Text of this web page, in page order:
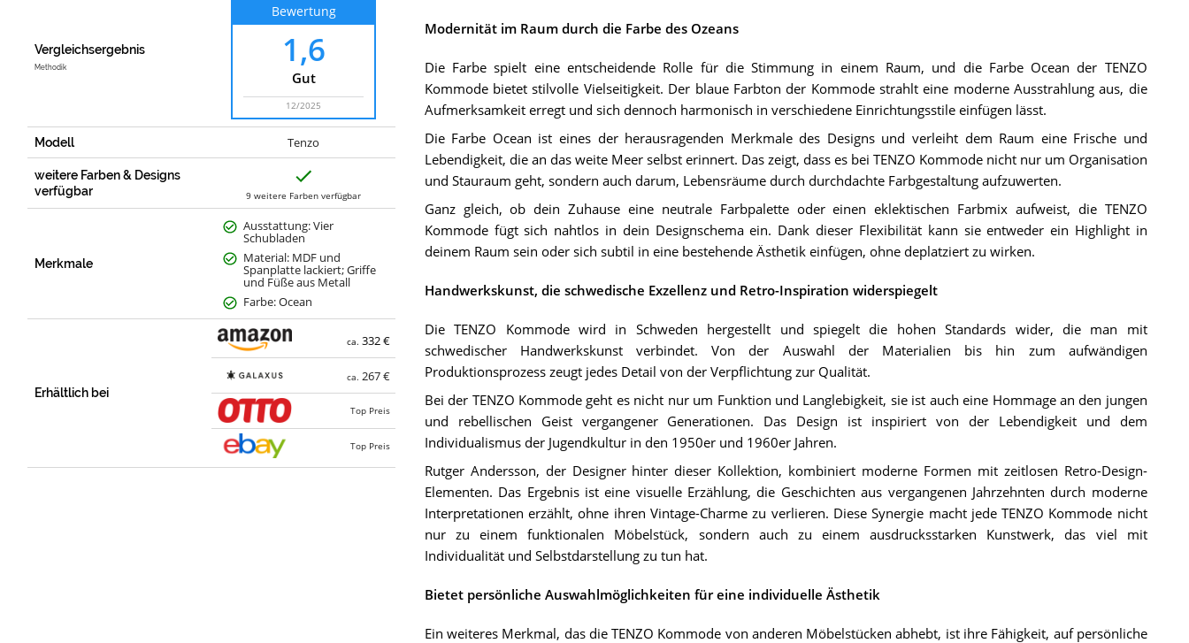
Vergleichsergebnis
Methodik
Bewertung
1,6
Gut
12/2025
Modell Tenzo
weitere Farben & Designs
verfügbar
9 weitere Farben verfügbar
Merkmale
Ausstattung: Vier
Schubladen
Material: MDF und
Spanplatte lackiert; Griffe
und Füße aus Metall
Farbe: Ocean
Erhältlich bei
ca.332 €
ca. 267 €
Top Preis
Top Preis
Modernität im Raum durch die Farbe des Ozeans
Die Farbe spielt eine entscheidende Rolle für die Stimmung in einem Raum, und die Farbe Ocean der TENZO
Kommode bietet stilvolle Vielseitigkeit. Der blaue Farbton der Kommode strahlt eine moderne Ausstrahlung aus, die
Aufmerksamkeit erregt und sich dennoch harmonisch in verschiedene Einrichtungsstile einfügen lässt.
Die Farbe Ocean ist eines der herausragenden Merkmale des Designs und verleiht dem Raum eine Frische und
Lebendigkeit, die an das weite Meer selbst erinnert. Das zeigt, dass es bei TENZO Kommode nicht nur um Organisation
und Stauraum geht, sondern auch darum, Lebensräume durch durchdachte Farbgestaltung aufzuwerten.
Ganz gleich, ob dein Zuhause eine neutrale Farbpalette oder einen eklektischen Farbmix aufweist, die TENZO
Kommode fügt sich nahtlos in dein Designschema ein. Dank dieser Flexibilität kann sie entweder ein Highlight in
deinem Raum sein oder sich subtil in eine bestehende Ästhetik einfügen, ohne deplatziert zu wirken.
Handwerkskunst, die schwedische Exzellenz und Retro-Inspiration widerspiegelt
Die TENZO Kommode wird in Schweden hergestellt und spiegelt die hohen Standards wider, die man mit
schwedischer Handwerkskunst verbindet. Von der Auswahl der Materialien bis hin zum aufwändigen
Produktionsprozess zeugt jedes Detail von der Verpflichtung zur Qualität.
Bei der TENZO Kommode geht es nicht nur um Funktion und Langlebigkeit, sie ist auch eine Hommage an den jungen
und rebellischen Geist vergangener Generationen. Das Design ist inspiriert von der Lebendigkeit und dem
Individualismus der Jugendkultur in den 1950er und 1960er Jahren.
Rutger Andersson, der Designer hinter dieser Kollektion, kombiniert moderne Formen mit zeitlosen Retro-Design-
Elementen. Das Ergebnis ist eine visuelle Erzählung, die Geschichten aus vergangenen Jahrzehnten durch moderne
Interpretationen erzählt, ohne ihren Vintage-Charme zu verlieren. Diese Synergie macht jede TENZO Kommode nicht
nur zu einem funktionalen Möbelstück, sondern auch zu einem ausdrucksstarken Kunstwerk, das viel mit
Individualität und Selbstdarstellung zu tun hat.
Bietet persönliche Auswahlmöglichkeiten für eine individuelle Ästhetik
Ein weiteres Merkmal, das die TENZO Kommode von anderen Möbelstücken abhebt, ist ihre Fähigkeit, auf persönliche